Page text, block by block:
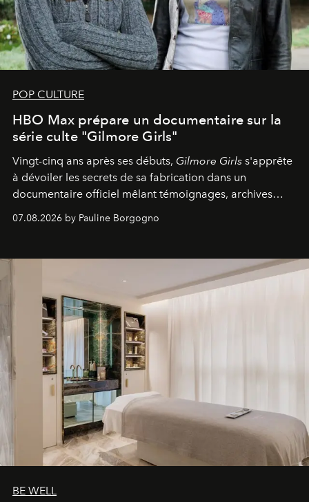
POP CULTURE
HBO Max prépare un documentaire sur la
série culte "Gilmore Girls"
Vingt-cinq ans après ses débuts, Gilmore Girls s'apprête
à dévoiler les secrets de sa fabrication dans un
documentaire officiel mêlant témoignages, archives
inédites et plongée dans les coulisses d'un phénomène
générationnel.
07.08.2026 by Pauline Borgogno
BE WELL